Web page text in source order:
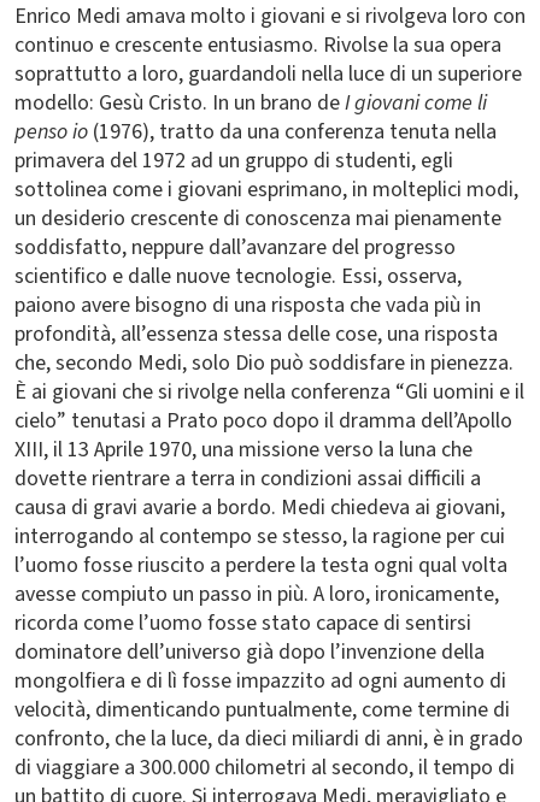
Enrico Medi amava molto i giovani e si rivolgeva loro con
continuo e crescente entusiasmo. Rivolse la sua opera
soprattutto a loro, guardandoli nella luce di un superiore
modello: Gesù Cristo. In un brano deI giovani come li
penso io (1976), tratto da una conferenza tenuta nella
primavera del 1972 ad un gruppo di studenti, egli
sottolinea come i giovani esprimano, in molteplici modi,
un desiderio crescente di conoscenza mai pienamente
soddisfatto, neppure dall’avanzare del progresso
scientifico e dalle nuove tecnologie. Essi, osserva,
paiono avere bisogno di una risposta che vada più in
profondità, all’essenza stessa delle cose, una risposta
che, secondo Medi, solo Dio può soddisfare in pienezza.
È ai giovani che si rivolge nella conferenza “Gli uomini e il
cielo” tenutasi a Prato poco dopo il dramma dell’Apollo
XIII, il 13 Aprile 1970, una missione verso la luna che
dovette rientrare a terra in condizioni assai difficili a
causa di gravi avarie a bordo. Medi chiedeva ai giovani,
interrogando al contempo se stesso, la ragione per cui
l’uomo fosse riuscito a perdere la testa ogni qual volta
avesse compiuto un passo in più. A loro, ironicamente,
ricorda come l’uomo fosse stato capace di sentirsi
dominatore dell’universo già dopo l’invenzione della
mongolfiera e di lì fosse impazzito ad ogni aumento di
velocità, dimenticando puntualmente, come termine di
confronto, che la luce, da dieci miliardi di anni, è in grado
di viaggiare a 300.000 chilometri al secondo, il tempo di